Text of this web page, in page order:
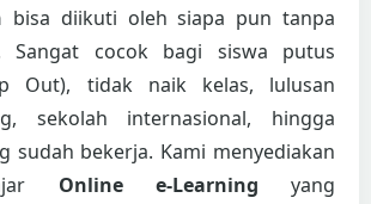
bisa diikuti oleh siapa pun tanpa
Sangat cocok bagi siswa putus
Out), tidak naik kelas, lulusan
sekolah internasional, hingga
sudah bekerja. Kami menyediakan
Online e-Learning yang